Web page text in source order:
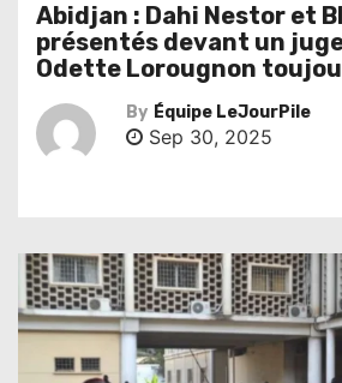
Abidjan : Dahi Nestor et
présentés devant un
Odette Lorougnon
By Équipe LeJourPile
Sep 30, 2025